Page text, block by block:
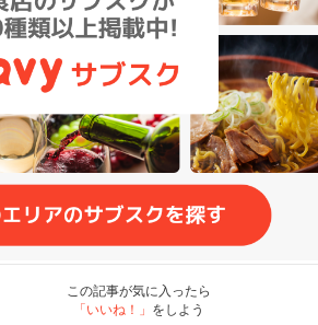
この記事が気に入ったら
「いいね！」 をしよう